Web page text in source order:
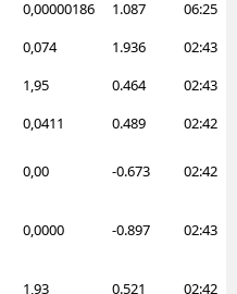
0,00000186 1.087 06:25
0,074 1.936 02:43
1,95 0.464 02:43
0,0411 0.489 02:42
0,00 -0.673 02:42
0,0000 -0.897 02:43
1,93 0.521 02:42